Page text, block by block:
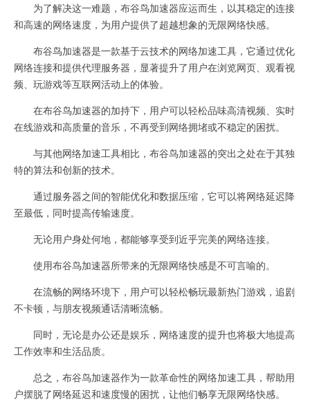
为了解决这一难题，布谷鸟加速器应运而生，以其稳定的连接
和高速的网络速度，为用户提供了超越想象的无限网络快感。
布谷鸟加速器是一款基于云技术的网络加速工具，它通过优化
网络连接和提供代理服务器，显著提升了用户在浏览网页、观看视
频、玩游戏等互联网活动上的体验。
在布谷鸟加速器的加持下，用户可以轻松品味高清视频、实时
在线游戏和高质量的音乐，不再受到网络拥堵或不稳定的困扰。
与其他网络加速工具相比，布谷鸟加速器的突出之处在于其独
特的算法和创新的技术。
通过服务器之间的智能优化和数据压缩，它可以将网络延迟降
至最低，同时提高传输速度。
无论用户身处何地，都能够享受到近乎完美的网络连接。
使用布谷鸟加速器所带来的无限网络快感是不可言喻的。
在流畅的网络环境下，用户可以轻松畅玩最新热门游戏，追剧
不卡顿，与朋友视频通话清晰流畅。
同时，无论是办公还是娱乐，网络速度的提升也将极大地提高
工作效率和生活品质。
总之，布谷鸟加速器作为一款革命性的网络加速工具，帮助用
户摆脱了网络延迟和速度慢的困扰，让他们畅享无限网络快感。